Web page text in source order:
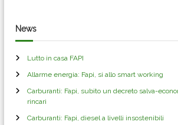
News
Lutto in casa FAPI
Allarme energia: Fapi, si allo smart working
Carburanti: Fapi, subito un decreto salva-
rincari
Carburanti: Fapi, diesel a livelli insostenibili